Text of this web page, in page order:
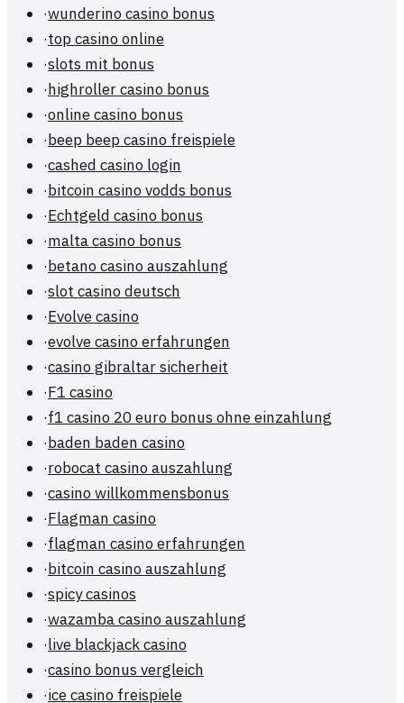
·wunderino casino bonus
·top casino online
·slots mit bonus
·highroller casino bonus
·online casino bonus
·beep beep casino freispiele
·cashed casino login
·bitcoin casino vodds bonus
·Echtgeld casino bonus
·malta casino bonus
·betano casino auszahlung
·slot casino deutsch
·Evolve casino
·evolve casino erfahrungen
·casino gibraltar sicherheit
·F1 casino
·f1 casino 20 euro bonus ohne einzahlung
·baden baden casino
·robocat casino auszahlung
·casino willkommensbonus
·Flagman casino
·flagman casino erfahrungen
·bitcoin casino auszahlung
·spicy casinos
·wazamba casino auszahlung
·live blackjack casino
·casino bonus vergleich
·ice casino freispiele